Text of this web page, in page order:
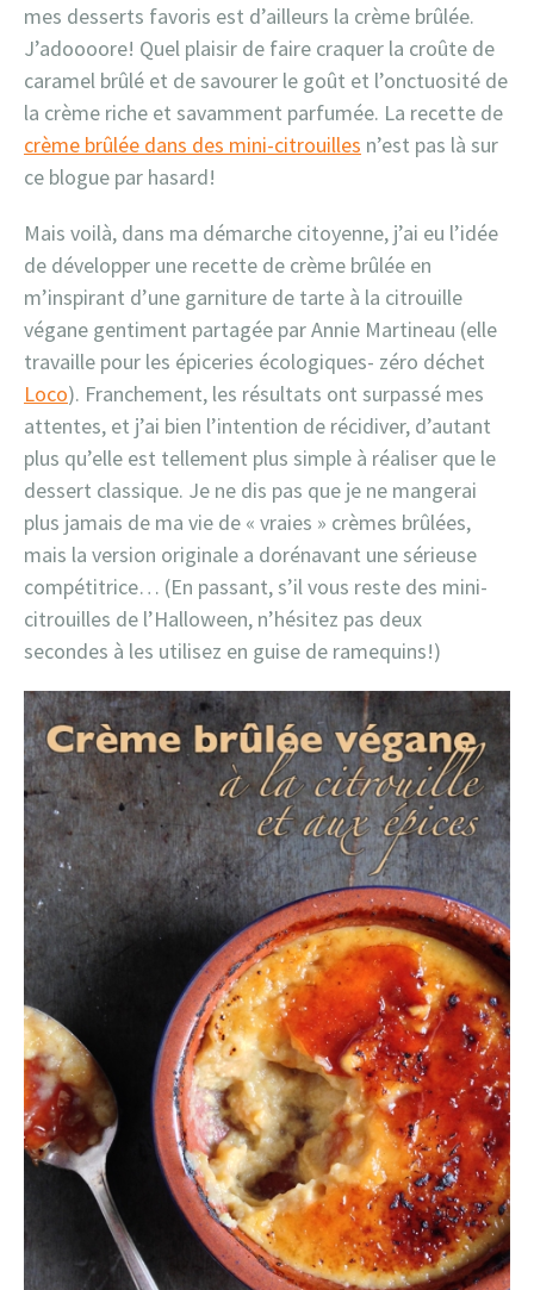
mes desserts favoris est d’ailleurs la crème brûlée.
J’adoooore! Quel plaisir de faire craquer la croûte de
caramel brûlé et de savourer le goût et l’onctuosité de
la crème riche et savamment parfumée. La recette de
crème brûlée dans des mini-citrouilles n’est pas là sur
ce blogue par hasard!
Mais voilà, dans ma démarche citoyenne, j’ai eu l’idée
de développer une recette de crème brûlée en
m’inspirant d’une garniture de tarte à la citrouille
végane gentiment partagée par Annie Martineau (elle
travaille pour les épiceries écologiques- zéro déchet
Loco). Franchement, les résultats ont surpassé mes
attentes, et j’ai bien l’intention de récidiver, d’autant
plus qu’elle est tellement plus simple à réaliser que le
dessert classique. Je ne dis pas que je ne mangerai
plus jamais de ma vie de « vraies » crèmes brûlées,
mais la version originale a dorénavant une sérieuse
compétitrice… (En passant, s’il vous reste des mini-
citrouilles de l’Halloween, n’hésitez pas deux
secondes à les utilisez en guise de ramequins!)